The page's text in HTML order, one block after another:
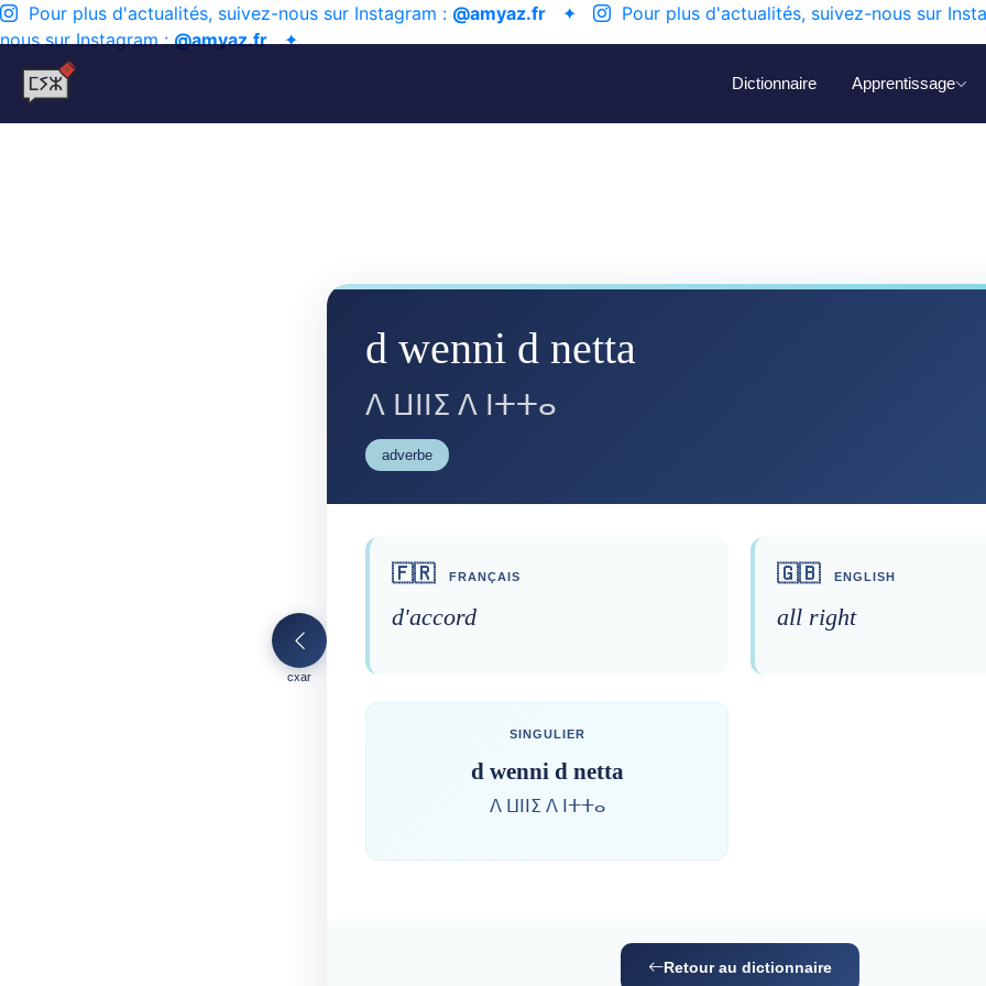
Pour plus d'actualités, suivez-nous sur Instagram : @amyaz.fr ✦
Pour plus d'actualités, suivez-nous sur
nous sur Instagram :@amyaz.fr✦
Dictionnaire Apprentissage
cxar
d wenni d netta
ⴷ ⵡⵏⵏⵉ ⴷ ⵏⵜⵜⴰ
adverbe
🇫🇷 FRANÇAIS
d'accord
🇬🇧 ENGLISH
all right
SINGULIER
d wenni d netta
ⴷ ⵡⵏⵏⵉ ⴷ ⵏⵜⵜⴰ
Retour au dictionnaire